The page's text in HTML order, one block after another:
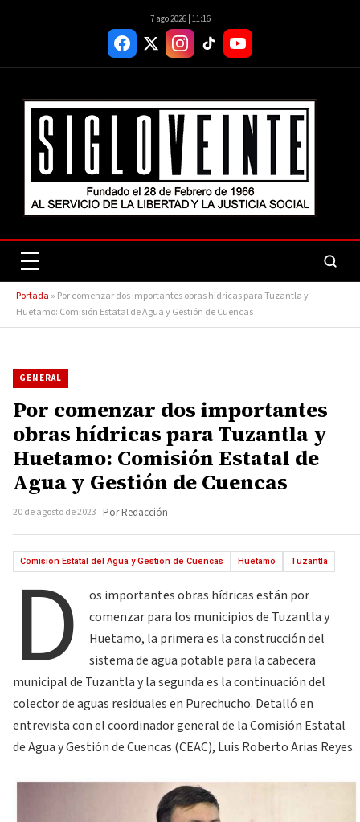
7 ago 2026 | 11:16
Portada » Por comenzar dos importantes obras hídricas para Tuzantla y
Huetamo: Comisión Estatal de Agua y Gestión de Cuencas
GENERAL
Por comenzar dos importantes
obras hídricas para Tuzantla y
Huetamo: Comisión Estatal de
Agua y Gestión de Cuencas
20 de agosto de 2023 Por Redacción
Comisión Estatal del Agua y Gestión de Cuencas Huetamo Tuzantla
D
os importantes obras hídricas están por
comenzar para los municipios de Tuzantla y
Huetamo, la primera es la construcción del
sistema de agua potable para la cabecera
municipal de Tuzantla y la segunda es la continuación del
colector de aguas residuales en Purechucho. Detalló en
entrevista con el coordinador general de la Comisión Estatal
de Agua y Gestión de Cuencas (CEAC), Luis Roberto Arias Reyes.